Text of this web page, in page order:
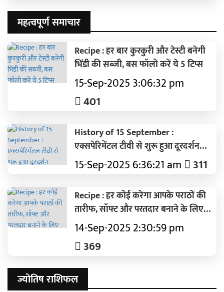
महत्वपूर्ण समाचार
Recipe : हर बार कुरकुरी और टेस्टी बनेगी
भिंडी की सब्जी, बस फॉलो करें ये 5 टिप्स
15-Sep-2025 3:06:32 pm
401
History of 15 September :
एक्सपेरिमेंटल टीवी से शुरू हुआ दूरदर्शन
रामायण-महाभारत से घर-घर पहुंचा..आज
देश का सबसे बड़ा ब्रॉडकास्टर
15-Sep-2025 6:36:21 am 311
Recipe : हर कोई करेगा आपके पराठों की
तारीफ, सॉफ्ट और परतदार बनाने के लिए
फॉलो करें ये 6 टिप्स
14-Sep-2025 2:30:59 pm
369
ज्योतिष राशिफल